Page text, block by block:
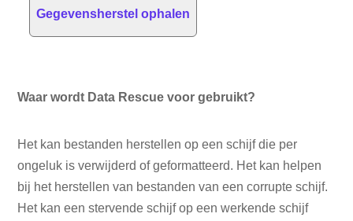
Gegevensherstel ophalen
Waar wordt Data Rescue voor gebruikt?
Het kan bestanden herstellen op een schijf die per
ongeluk is verwijderd of geformatteerd. Het kan helpen
bij het herstellen van bestanden van een corrupte schijf.
Het kan een stervende schijf op een werkende schijf